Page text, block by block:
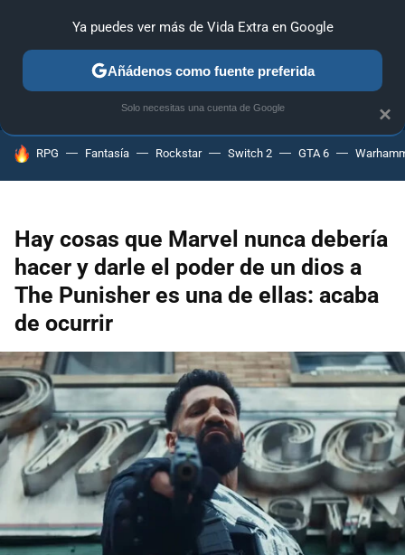
ANÁLISIS GUÍAS Y TRUCOS PC SONY NINTENDO
HOY SE HABLA DE
RPG Fantasía Rockstar Switch 2 GTA 6
Hay cosas que Marvel nunca debería
hacer y darle el poder de un dios a
The Punisher es una de ellas: acaba
de ocurrir
×
Ya puedes ver más de Vida Extra en Google
Añádenos como fuente preferida
Solo necesitas una cuenta de Google